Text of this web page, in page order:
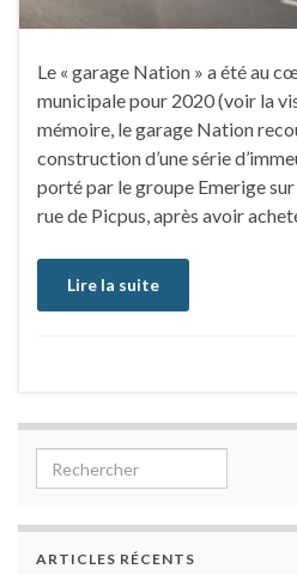
Le « garage Nation » a été au
municipale pour 2020 (voir la
mémoire, le garage Nation
construction d’une série
porté par le groupe Emerige
rue de Picpus, après avoir
Lire la suite
Search for:
ARTICLES RÉCENTS